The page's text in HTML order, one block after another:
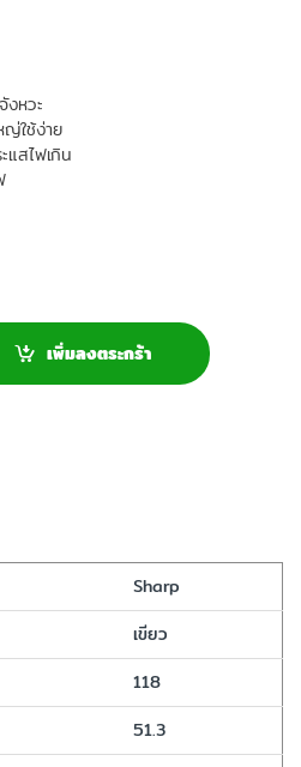
หวะ
ใช้ง่าย
แสไฟเกิน
เพิ่มลงตระกร้า
Sharp
เขียว
118
51.3